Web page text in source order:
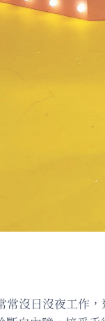
常沒日沒夜工作